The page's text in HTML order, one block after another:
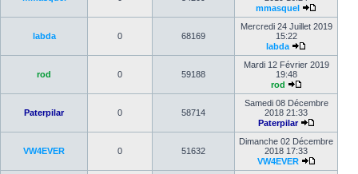
mmasquel
labda 0 68169
Mercredi 24 Juillet 2019
15:22
labda
rod 0 59188
Mardi 12 Février 2019
19:48
rod
Paterpilar 0 58714
Samedi 08 Décembre
2018 21:33
Paterpilar
VW4EVER 0 51632
Dimanche 02 Décembre
2018 17:33
VW4EVER